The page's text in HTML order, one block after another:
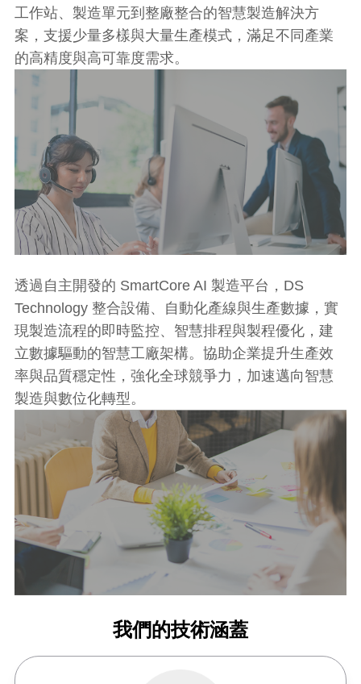
工作站、製造單元到整廠整合的智慧製造解決方
案，支援少量多樣與大量生產模式，滿足不同產業
的高精度與高可靠度需求。
透過自主開發的 SmartCore AI 製造平台，DS
Technology 整合設備、自動化產線與生產數據，實
現製造流程的即時監控、智慧排程與製程優化，建
立數據驅動的智慧工廠架構。協助企業提升生產效
率與品質穩定性，強化全球競爭力，加速邁向智慧
製造與數位化轉型。
我們的技術涵蓋